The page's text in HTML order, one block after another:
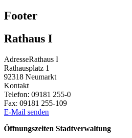
Footer
Rathaus I
AdresseRathaus I
Rathausplatz 1
92318 Neumarkt
Kontakt
Telefon: 09181 255-0
Fax: 09181 255-109
E-Mail senden
Öffnungszeiten Stadtverwaltung